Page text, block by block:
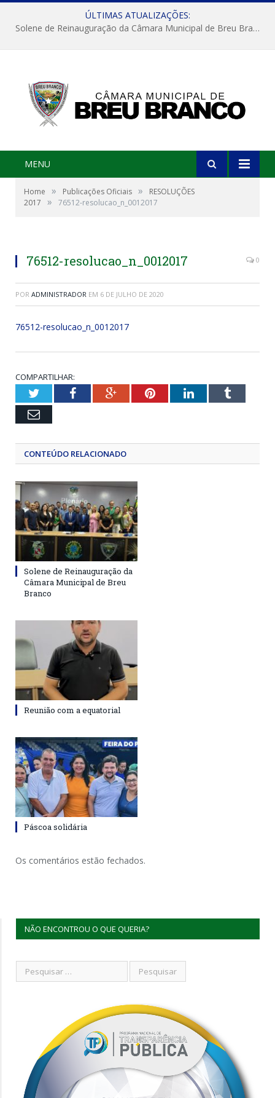
ÚLTIMAS ATUALIZAÇÕES:
Solene de Reinauguração da Câmara Municipal de Breu Branco
MENU
Home » Publicações Oficiais »
RESOLUÇÕES
2017
» 76512-resolucao_n_0012017
76512-resolucao_n_0012017 0
POR ADMINISTRADOR EM 6 DE JULHO DE 2020
76512-resolucao_n_0012017
COMPARTILHAR:
TwitterFacebookGoogle+PinterestLinkedInTumblr
Email
CONTEÚDO RELACIONADO
Solene de Reinauguração da
Câmara Municipal de Breu
Branco
Reunião com a equatorial
Páscoa solidária
Os comentários estão fechados.
NÃO ENCONTROU O QUE QUERIA?